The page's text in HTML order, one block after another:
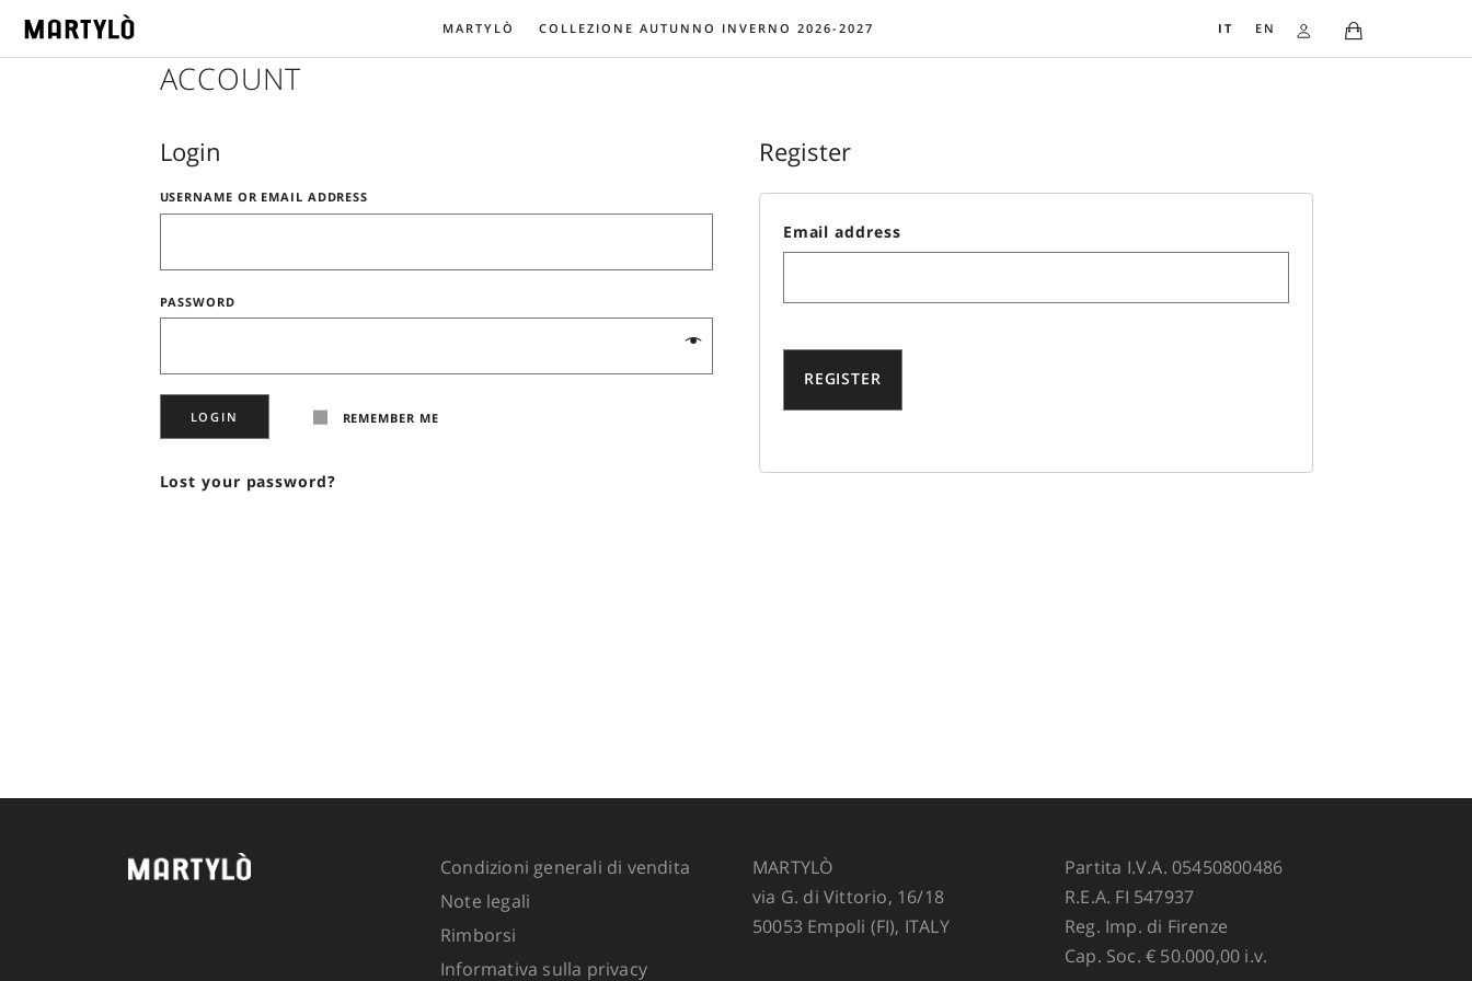
MARTYLÒ COLLEZIONE AUTUNNO INVERNO 2026-2027 IT EN
ACCOUNT
Login
USERNAME OR EMAIL ADDRESS
Register
Email address
Condizioni generali di vendita
Note legali
Rimborsi
Informativa sulla privacy
MARTYLÒ
via G. di Vittorio, 16/18
50053 Empoli (FI), ITALY
Partita I.V.A. 05450800486
R.E.A. FI 547937
Reg. Imp. di Firenze
Cap. Soc. € 50.000,00 i.v.